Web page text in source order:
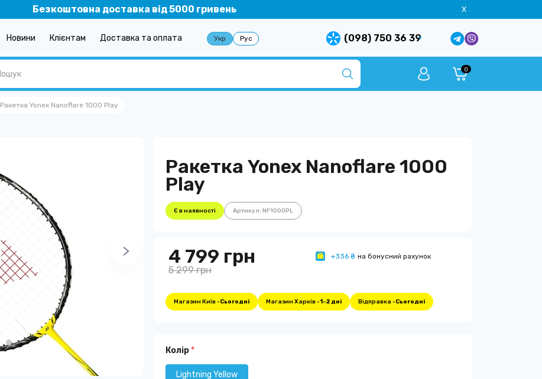
Безкоштовна доставка від 5000 гривень X
Новини Клієнтам Доставка та оплата Укр Рус (098) 750 36 39
0
Ракетка Yonex Nanoflare 1000 Play
Ракетка Yonex Nanoflare 1000
Play
Є в наявності Артикул: NF1000PL
4 799 грн
5 299 грн
+336 ₴ на бонусний рахунок
Магазин Київ -Сьогодні Магазин Харків -1-2 дні Відправка -Сьогодні
Колір*
Lightning Yellow